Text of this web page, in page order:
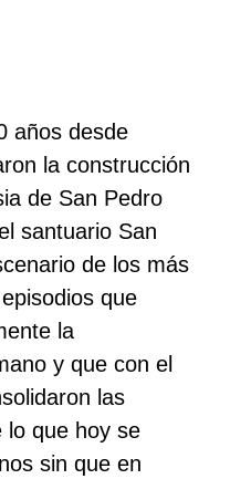
años desde
la construcción
de San Pedro
santuario San
de los más
que
la
y que con el
las
lo que hoy se
sin que en